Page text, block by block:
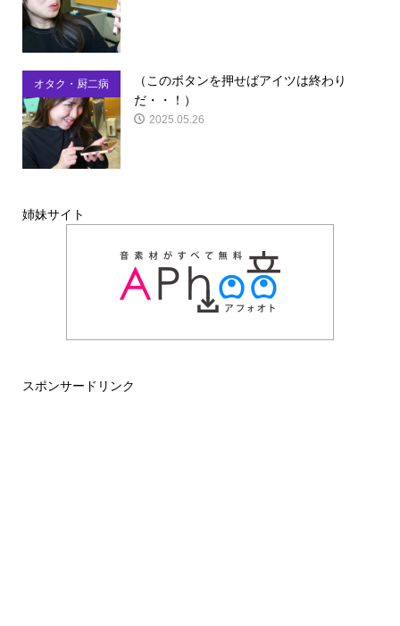
オタク・厨二病
（このボタンを押せばアイツは終わり
だ・・！）
2025.05.26
姉妹サイト
スポンサードリンク